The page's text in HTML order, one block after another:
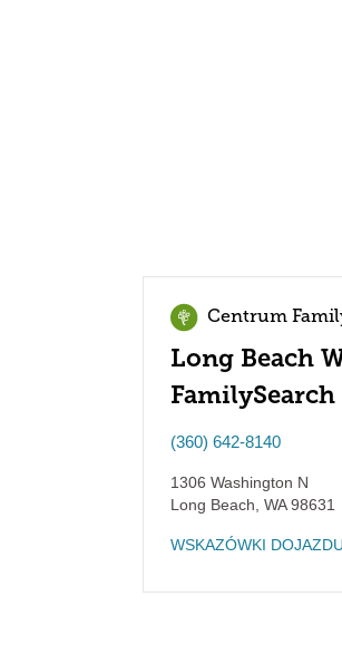
Centrum
Long Beach
(360) 642-8140
1306 Washington N
Long Beach WA98631
WSKAZÓWKI DOJAZDU